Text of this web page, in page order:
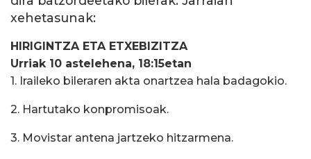
xehetasunak:
HIRIGINTZA ETA ETXEBIZITZA
Urriak 10 astelehena, 18:15etan
1. Iraileko bileraren akta onartzea hala badagokio.
2. Hartutako konpromisoak.
3. Movistar antena jartzeko hitzarmena.